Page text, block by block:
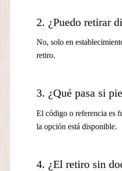
2. ¿Puedo retirar
No, solo en
retiro.
3. ¿Qué pasa si
El código o referencia es
la opción está disponible.
4. ¿El retiro sin